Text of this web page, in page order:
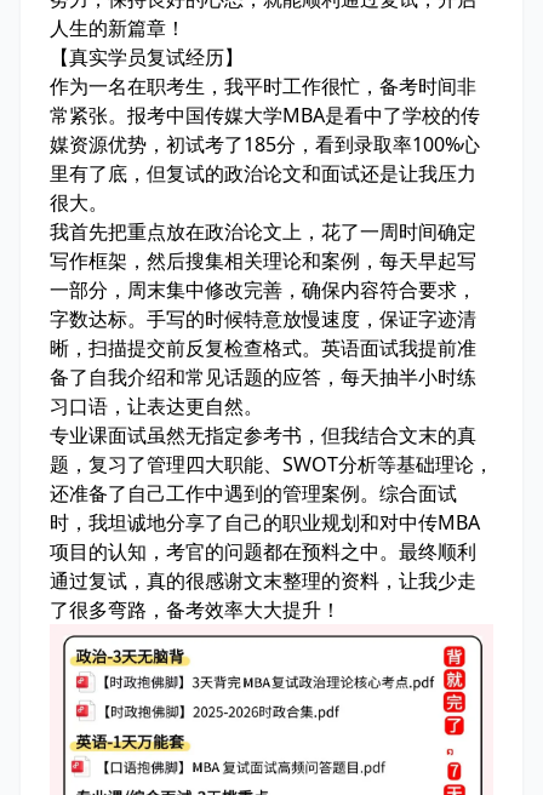
人生的新篇章！
【真实学员复试经历】
作为一名在职考生，我平时工作很忙，备考时间非
常紧张。报考中国传媒大学MBA是看中了学校的传
媒资源优势，初试考了185分，看到录取率100%心
里有了底，但复试的政治论文和面试还是让我压力
很大。
我首先把重点放在政治论文上，花了一周时间确定
写作框架，然后搜集相关理论和案例，每天早起写
一部分，周末集中修改完善，确保内容符合要求，
字数达标。手写的时候特意放慢速度，保证字迹清
晰，扫描提交前反复检查格式。英语面试我提前准
备了自我介绍和常见话题的应答，每天抽半小时练
习口语，让表达更自然。
专业课面试虽然无指定参考书，但我结合文末的真
题，复习了管理四大职能、SWOT分析等基础理论，
还准备了自己工作中遇到的管理案例。综合面试
时，我坦诚地分享了自己的职业规划和对中传MBA
项目的认知，考官的问题都在预料之中。最终顺利
通过复试，真的很感谢文末整理的资料，让我少走
了很多弯路，备考效率大大提升！